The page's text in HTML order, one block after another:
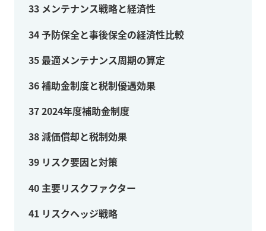
33 メンテナンス戦略と経済性
34予防保全と事後保全の経済性比較
35最適メンテナンス周期の算定
36補助金制度と税制優遇効果
372024年度補助金制度
38減価償却と税制効果
39 リスク要因と対策
40 主要リスクファクター
41 リスクヘッジ戦略